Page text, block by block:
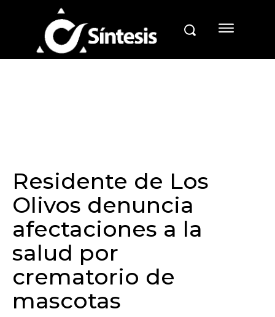
Residente de Los
Olivos denuncia
afectaciones a la
salud por
crematorio de
mascotas